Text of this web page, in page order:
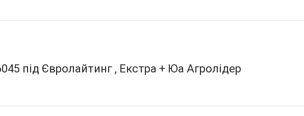
під Євролайтинг , Екстра + Юа Агролідер